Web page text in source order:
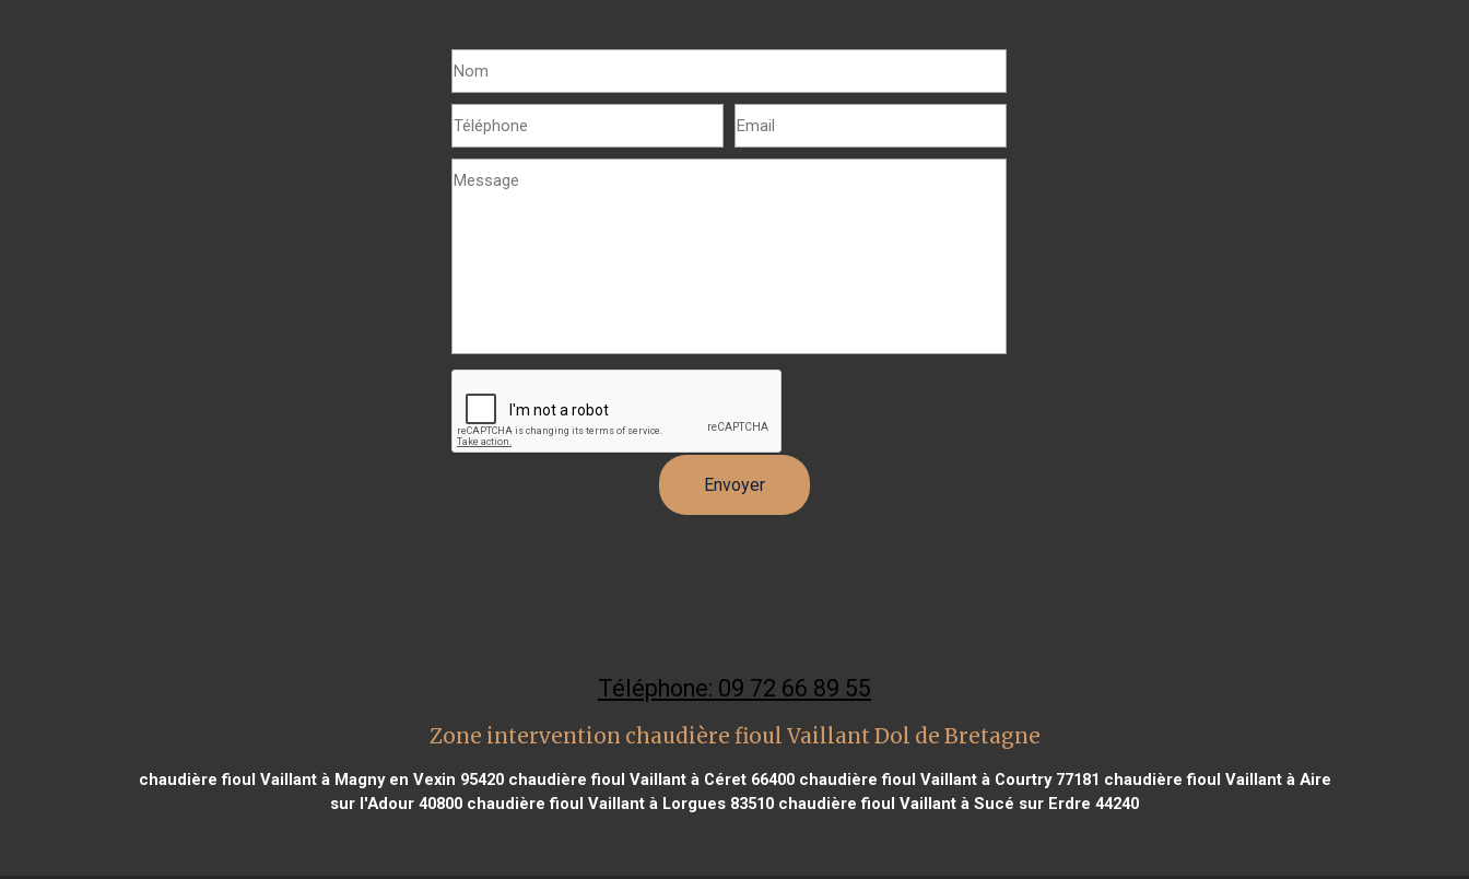
Téléphone: 09 72 66 89 55
Zone intervention chaudière fioul Vaillant Dol de Bretagne
chaudière fioul Vaillant à Magny en Vexin 95420chaudière fioul Vaillant à Céret 66400chaudière fioul Vaillant à Courtry 77181 chaudière fioul Vaillant à Aire
sur l'Adour 40800 chaudière fioul Vaillant à Lorgues 83510 chaudière fioul Vaillant à Sucé sur Erdre 44240